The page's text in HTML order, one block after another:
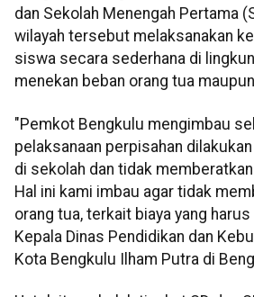
dan Sekolah Menengah Pertama
wilayah tersebut melaksanakan
siswa secara sederhana di
menekan beban orang tua
"Pemkot Bengkulu mengimbau
pelaksanaan perpisahan
di sekolah dan tidak
Hal ini kami imbau agar tidak
orang tua, terkait biaya yang
Kepala Dinas Pendidikan dan
Kota Bengkulu Ilham Putra di